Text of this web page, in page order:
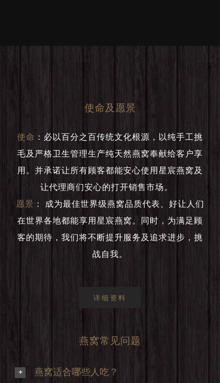
使命及愿景
使命 ： 必以百分之百传统文化根源，以纯手工挑
毛及严格卫生管理生产纯天然燕窝奉献给客户享
用。并承诺让所有顾客都能安心使用星宸燕窝及
让代理商们安心的打开销售市场。
愿景 ：
成为最佳世界级燕窝品质代表、好让人们
在世界各地都能享用星宸燕窝。同时，为满足顾
客的期待，我们将不断提升服务及追求进步，挑
战自我。
详细资料
燕窝常见问题
燕窝适合哪些人吃？